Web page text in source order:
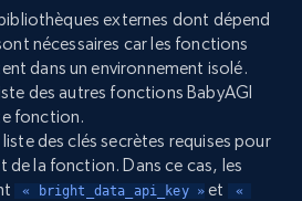
externes dont dépend
nécessaires car les fonctions
dans un environnement isolé.
des autres fonctions BabyAGI
fonction.
liste des clés secrètes requises pour
de la fonction. Dans ce cas, les
« bright_data_api_key » et
«